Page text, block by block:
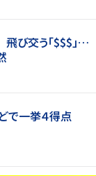
び交う「$$$」…
で一挙４得点